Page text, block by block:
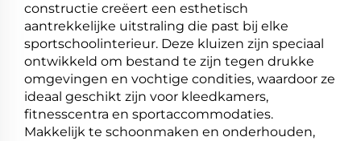
constructie creëert een esthetisch
aantrekkelijke uitstraling die past bij elke
sportschoolinterieur. Deze kluizen zijn speciaal
ontwikkeld om bestand te zijn tegen drukke
omgevingen en vochtige condities, waardoor ze
ideaal geschikt zijn voor kleedkamers,
fitnesscentra en sportaccommodaties.
Makkelijk te schoonmaken en onderhouden,